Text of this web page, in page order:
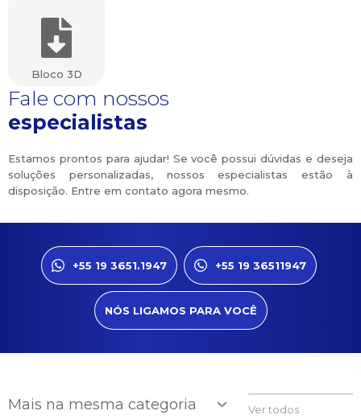
Bloco 3D
Fale com nossos
especialistas
Estamos prontos para ajudar! Se você possui dúvidas e deseja
soluções personalizadas, nossos especialistas estão à
disposição. Entre em contato agora mesmo.
+55 19 3651.1947 +55 19 36511947
NÓS LIGAMOS PARA VOCÊ
Mais na mesma categoria Ver todos